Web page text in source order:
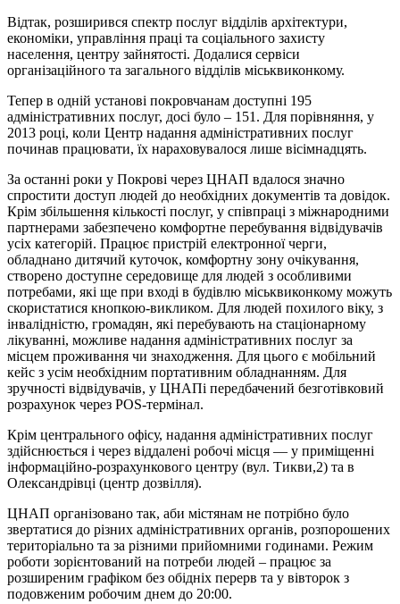
Відтак, розширився спектр послуг відділів архітектури,
економіки, управління праці та соціального захисту
населення, центру зайнятості. Додалися сервіси
організаційного та загального відділів міськвиконкому.
Тепер в одній установі покровчанам доступні 195
адміністративних послуг, досі було – 151. Для порівняння, у
2013 році, коли Центр надання адміністративних послуг
починав працювати, їх нараховувалося лише вісімнадцять.
За останні роки у Покрові через ЦНАП вдалося значно
спростити доступ людей до необхідних документів та довідок.
Крім збільшення кількості послуг, у співпраці з міжнародними
партнерами забезпечено комфортне перебування відвідувачів
усіх категорій. Працює пристрій електронної черги,
обладнано дитячий куточок, комфортну зону очікування,
створено доступне середовище для людей з особливими
потребами, які ще при вході в будівлю міськвиконкому можуть
скористатися кнопкою-викликом. Для людей похилого віку, з
інвалідністю, громадян, які перебувають на стаціонарному
лікуванні, можливе надання адміністративних послуг за
місцем проживання чи знаходження. Для цього є мобільний
кейс з усім необхідним портативним обладнанням. Для
зручності відвідувачів, у ЦНАПі передбачений безготівковий
розрахунок через POS-термінал.
Крім центрального офісу, надання адміністративних послуг
здійснюється і через віддалені робочі місця — у приміщенні
інформаційно-розрахункового центру (вул. Тикви,2) та в
Олександрівці (центр дозвілля).
ЦНАП організовано так, аби містянам не потрібно було
звертатися до різних адміністративних органів, розпорошених
територіально та за різними прийомними годинами. Режим
роботи зорієнтований на потреби людей – працює за
розширеним графіком без обідніх перерв та у вівторок з
подовженим робочим днем до 20:00.